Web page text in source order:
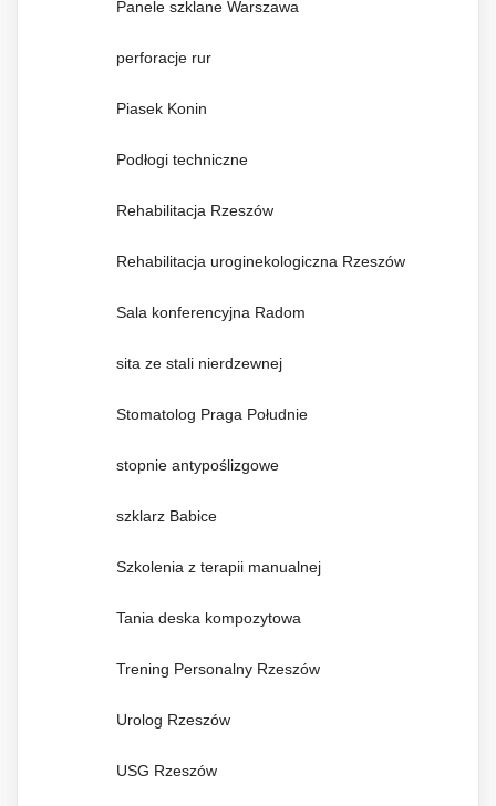
Panele szklane Warszawa
perforacje rur
Piasek Konin
Podłogi techniczne
Rehabilitacja Rzeszów
Rehabilitacja uroginekologiczna Rzeszów
Sala konferencyjna Radom
sita ze stali nierdzewnej
Stomatolog Praga Południe
stopnie antypoślizgowe
szklarz Babice
Szkolenia z terapii manualnej
Tania deska kompozytowa
Trening Personalny Rzeszów
Urolog Rzeszów
USG Rzeszów